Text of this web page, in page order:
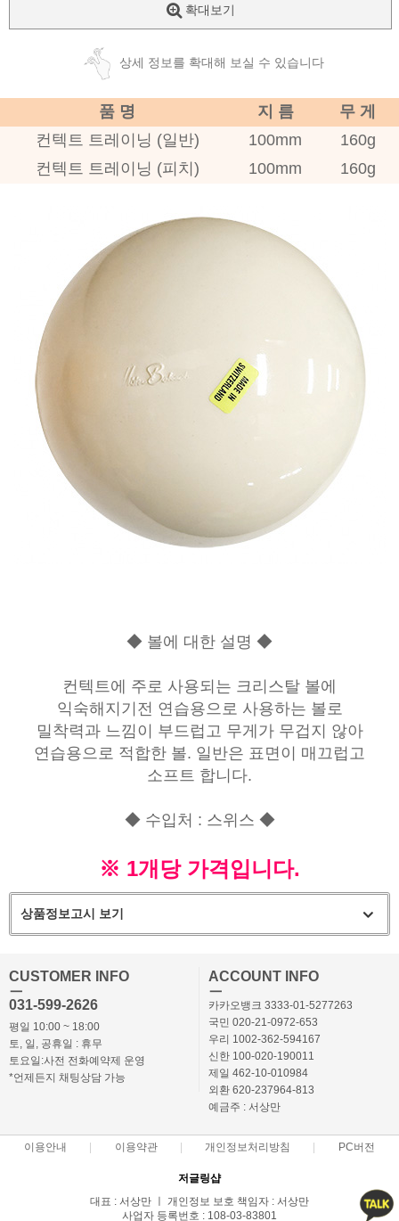
확대보기
상세 정보를 확대해 보실 수 있습니다
품 명 지 름
무 게
컨텍트 트레이닝 (일반)
100mm
160g
컨텍트 트레이닝 (피치)
100mm 160g
◆ 볼에 대한 설명 ◆
컨텍트에 주로 사용되는 크리스탈 볼에
익숙해지기전 연습용으로 사용하는 볼로
밀착력과 느낌이 부드럽고 무게가 무겁지 않아
연습용으로 적합한 볼. 일반은 표면이 매끄럽고
소프트 합니다.
◆ 수입처 : 스위스 ◆
※ 1개당 가격입니다.
상품정보고시 보기
CUSTOMER INFO
ㅡ
031-599-2626
평일 10:00 ~ 18:00
토, 일, 공휴일 : 휴무
토요일:사전 전화예약제 운영
*언제든지 채팅상담 가능
ACCOUNT INFO
ㅡ
카카오뱅크 3333-01-5277263
국민 020-21-0972-653
우리 1002-362-594167
신한 100-020-190011
제일 462-10-010984
외환 620-237964-813
예금주 : 서상만
이용안내 이용약관 개인정보처리방침 PC버전
저글링샵
대표 : 서상만 ㅣ 개인정보 보호 책임자 : 서상만
사업자 등록번호 : 108-03-83801